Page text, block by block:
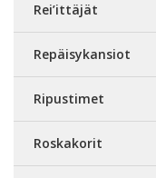
Rei’ittäjät
Repäisykansiot
Ripustimet
Roskakorit